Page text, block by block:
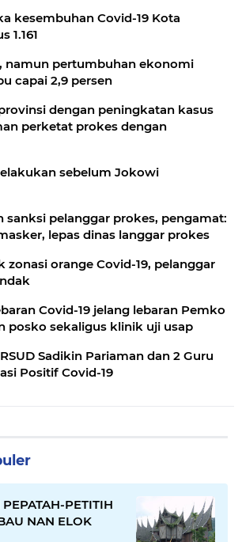
kesembuhan Covid-19 Kota
1.161
namun pertumbuhan ekonomi
capai 2,9 persen
dengan peningkatan kasus
perketat prokes dengan
sebelum Jokowi
sanksi pelanggar prokes, pengamat:
lepas dinas langgar prokes
zonasi orange Covid-19, pelanggar
Covid-19 jelang lebaran Pemko
posko sekaligus klinik uji usap
Sadikin Pariaman dan 2 Guru
Positif Covid-19
PETITIH
NAN ELOK